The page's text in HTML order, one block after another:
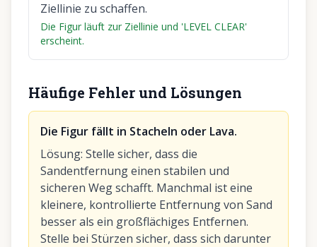
Ziellinie zu schaffen.
Die Figur läuft zur Ziellinie und 'LEVEL CLEAR'
erscheint.
Häufige Fehler und Lösungen
Die Figur fällt in Stacheln oder Lava.
Lösung: Stelle sicher, dass die
Sandentfernung einen stabilen und
sicheren Weg schafft. Manchmal ist eine
kleinere, kontrollierte Entfernung von Sand
besser als ein großflächiges Entfernen.
Stelle bei Stürzen sicher, dass sich darunter